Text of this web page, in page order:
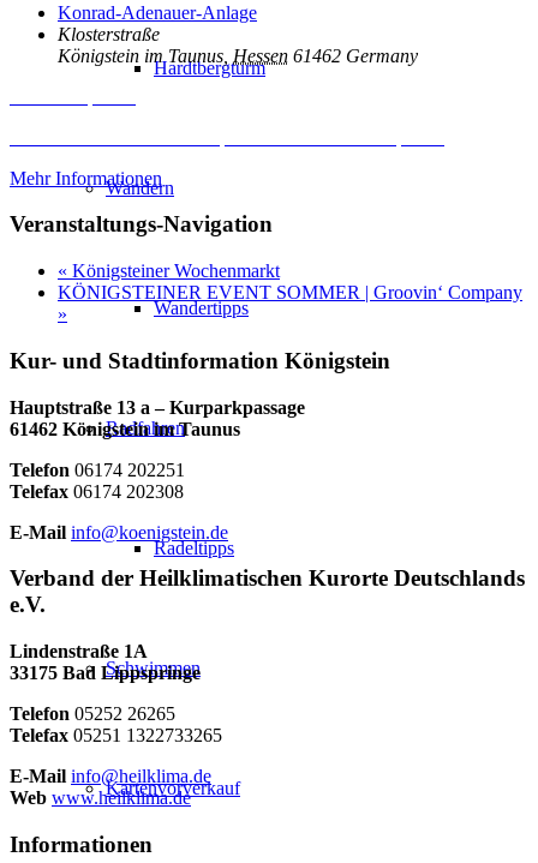
Hardtbergturm
Wandern
Wandertipps
Radfahren
Radeltipps
Schwimmen
Kartenvorverkauf
Konrad-Adenauer-Anlage
Klosterstraße
Königstein im Taunus Hessen 61462 Germany
Mehr Informationen
Veranstaltungs-Navigation
« Königsteiner Wochenmarkt
KÖNIGSTEINER EVENT SOMMER | Groovin‘ Company
»
Kur- und Stadtinformation Königstein
Hauptstraße 13 a – Kurparkpassage
61462 Königstein im Taunus
Telefon 06174 202251
Telefax 06174 202308
E-Mail info@koenigstein.de
Verband der Heilklimatischen Kurorte Deutschlands
e.V.
Lindenstraße 1A
33175 Bad Lippspringe
Telefon 05252 26265
Telefax 05251 1322733265
E-Mail info@heilklima.de
Web www.heilklima.de
Informationen